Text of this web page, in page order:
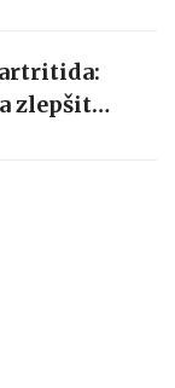
artritida:
zlepšit